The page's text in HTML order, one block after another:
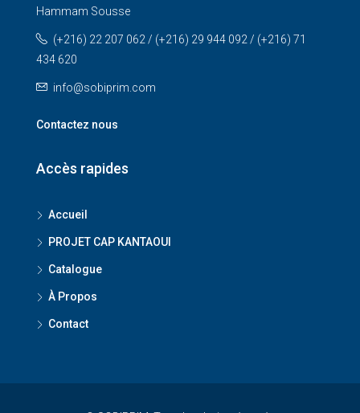
Hammam Sousse
(+216) 22 207 062 / (+216) 29 944 092 / (+216) 71
434 620
info@sobiprim.com
Contactez nous
Accès rapides
Accueil
PROJET CAP KANTAOUI
Catalogue
À Propos
Contact